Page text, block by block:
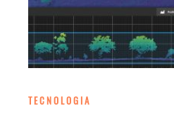
TECNOLOGIA